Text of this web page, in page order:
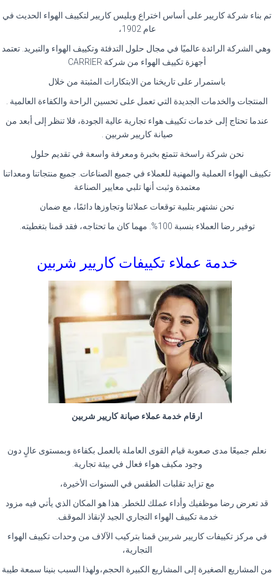
تم بناء شركة كاريير على أساس اختراع ويليس كاريير لتكييف الهواء الحديث في
عام 1902،
وهي الشركة الرائدة عالميًا في مجال حلول التدفئة وتكييف الهواء والتبريد. تعتمد
أجهزة تكييف الهواء من شركة CARRIER
باستمرار على تاريخنا من الابتكارات المثبتة من خلال
المنتجات والخدمات الجديدة التي تعمل على تحسين الراحة والكفاءة العالمية .
عندما تحتاج إلى خدمات تكييف هواء تجارية عالية الجودة، فلا تنظر إلى أبعد من
صيانة كاريير شربين .
نحن شركة راسخة تتمتع بخبرة ومعرفة واسعة في تقديم حلول
تكييف الهواء العملية والمهنية للعملاء في جميع الصناعات. جميع منتجاتنا ومعداتنا
معتمدة وثبت أنها تلبي معايير الصناعة
نحن نشتهر بتلبية توقعات عملائنا وتجاوزها دائمًا، مع ضمان
توفير رضا العملاء بنسبة 100%. مهما كان ما تحتاجه، فقد قمنا بتغطيته.
خدمة عملاء تكييفات كاريير شربين
ارقام خدمة عملاء صيانة كاريير شربين
نعلم جميعًا مدى صعوبة قيام القوى العاملة بالعمل بكفاءة وبمستوى عالٍ دون
وجود مكيف هواء فعال في بيئة تجارية.
مع تزايد تقلبات الطقس في السنوات الأخيرة،
قد تعرض رضا موظفيك وأداء عملك للخطر. هذا هو المكان الذي يأتي فيه مزود
خدمة تكييف الهواء التجاري الجيد لإنقاذ الموقف.
في مركز تكييفات كاريير شربين قمنا بتركيب الآلاف من وحدات تكييف الهواء
التجارية،
من المشاريع الصغيرة إلى المشاريع الكبيرة الحجم،ولهذا السبب بنينا سمعة طيبة